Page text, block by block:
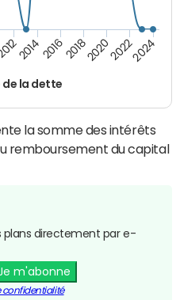
de la dette
201420162018202020222024
la somme des intérêts
remboursement du capital
plans directement par e-
m'abonne
confidentialité